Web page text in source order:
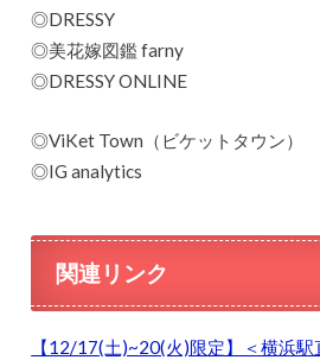
◎DRESSY
◎美花嫁図鑑 farny
◎DRESSY ONLINE
◎ViKet Town（ビケットタウン）
◎IG analytics
関連リンク
【12/17(土)~20(火)限定】＜横浜